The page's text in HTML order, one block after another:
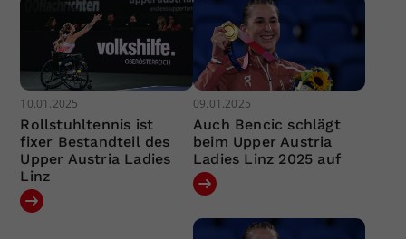
10.01.2025
Rollstuhltennis ist
fixer Bestandteil des
Upper Austria Ladies
Linz
09.01.2025
Auch Bencic schlägt
beim Upper Austria
Ladies Linz 2025 auf